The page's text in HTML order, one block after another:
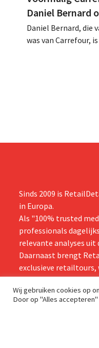
Daniel Bernard
Daniel Bernard, die
was van Carrefour,
Sinds 2009 is
in Europa.
Als "100% trusted
professionals
relevante analyses uit
Daarnaast brengt
exclusieve
centraal staan.
Wij gebruiken cookies op
Door op "Alles